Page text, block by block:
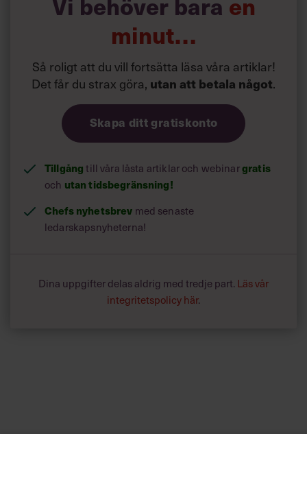
minut…
Så roligt att du vill fortsätta läsa våra artiklar!
Det får du strax göra, utan att betala något.
Skapa ditt gratiskonto
Tillgång till våra låsta artiklar och webinargratis
och utan tidsbegränsning!
Chefs nyhetsbrev med senaste
ledarskapsnyheterna!
Dina uppgifter delas aldrig med tredje part. Läs vår
integritetspolicy här.